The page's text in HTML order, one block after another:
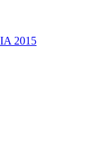
2015